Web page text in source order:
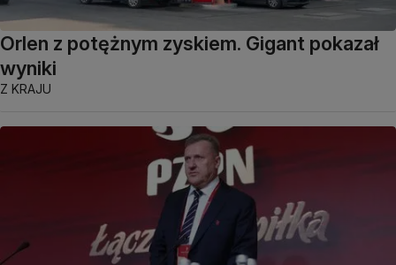
Orlen z potężnym zyskiem. Gigant pokazał
wyniki
Z KRAJU